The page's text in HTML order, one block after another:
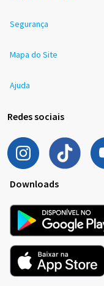
Segurança
Mapa do Site
Ajuda
Redes sociais
Downloads